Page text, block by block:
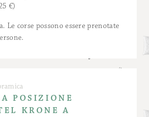
€)
Le corse possono essere prenotate
POSIZIONE
KRONE A